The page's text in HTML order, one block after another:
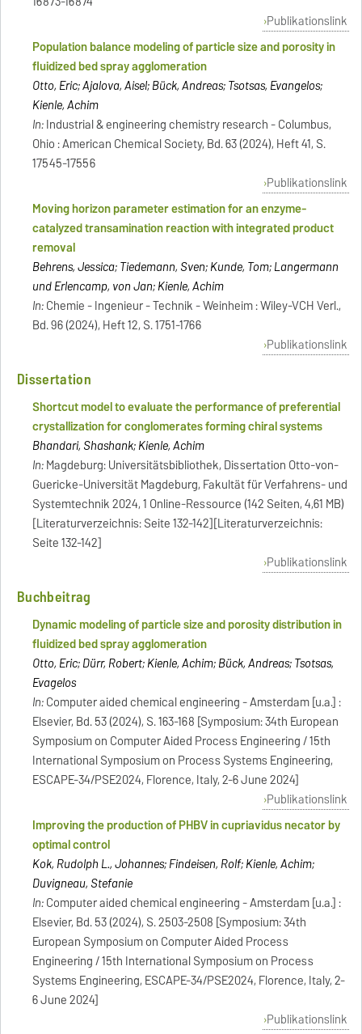
Publikationslink
Population balance modeling of particle size and porosity in
fluidized bed spray agglomeration
Otto, Eric; Ajalova, Aisel; Bück, Andreas; Tsotsas, Evangelos;
Kienle, Achim
In:Industrial & engineering chemistry research - Columbus,
Ohio : American Chemical Society, Bd. 63 (2024), Heft 41, S.
17545-17556
Publikationslink
Moving horizon parameter estimation for an enzyme‐
catalyzed transamination reaction with integrated product
removal
Behrens, Jessica; Tiedemann, Sven; Kunde, Tom; Langermann
und Erlencamp, von Jan; Kienle, Achim
In:Chemie - Ingenieur - Technik - Weinheim : Wiley-VCH Verl.,
Bd. 96 (2024), Heft 12, S. 1751-1766
Publikationslink
Dissertation
Shortcut model to evaluate the performance of preferential
crystallization for conglomerates forming chiral systems
Bhandari, Shashank; Kienle, Achim
In:Magdeburg: Universitätsbibliothek, Dissertation Otto-von-
Guericke-Universität Magdeburg, Fakultät für Verfahrens- und
Systemtechnik 2024, 1 Online-Ressource (142 Seiten, 4,61 MB)
[Literaturverzeichnis: Seite 132-142][Literaturverzeichnis:
Seite 132-142]
Publikationslink
Buchbeitrag
Dynamic modeling of particle size and porosity distribution in
fluidized bed spray agglomeration
Otto, Eric; Dürr, Robert; Kienle, Achim; Bück, Andreas; Tsotsas,
Evagelos
In:Computer aided chemical engineering - Amsterdam [u.a.] :
Elsevier, Bd. 53 (2024), S. 163-168 [Symposium: 34th European
Symposium on Computer Aided Process Engineering / 15th
International Symposium on Process Systems Engineering,
ESCAPE-34/PSE2024, Florence, Italy, 2-6 June 2024]
Publikationslink
Improving the production of PHBV in cupriavidus necator by
optimal control
Kok, Rudolph L., Johannes; Findeisen, Rolf; Kienle, Achim;
Duvigneau, Stefanie
In:Computer aided chemical engineering - Amsterdam [u.a.] :
Elsevier, Bd. 53 (2024), S. 2503-2508 [Symposium: 34th
European Symposium on Computer Aided Process
Engineering / 15th International Symposium on Process
Systems Engineering, ESCAPE-34/PSE2024, Florence, Italy, 2-
6 June 2024]
Publikationslink